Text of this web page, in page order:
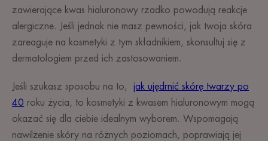
zawierające kwas hialuronowy rzadko powodują reakcje
alergiczne. Jeśli jednak nie masz pewności, jak twoja skóra
zareaguje na kosmetyki z tym składnikiem, skonsultuj się z
dermatologiem przed ich zastosowaniem.
Jeśli szukasz sposobu na to, jak ujędrnić skórę twarzy po
40 roku życia, to kosmetyki z kwasem hialuronowym mogą
okazać się dla ciebie idealnym wyborem. Wspomagają
nawilżenie skóry na różnych poziomach, poprawiają jej